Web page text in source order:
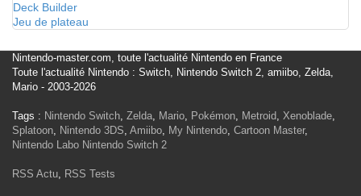
Deck Builder
Jeu de plateau
Nintendo-master.com, toute l'actualité Nintendo en France
Toute l'actualité Nintendo : Switch, Nintendo Switch 2, amiibo, Zelda,
Mario - 2003-2026
Tags : Nintendo Switch, Zelda, Mario, Pokémon, Metroid, Xenoblade,
Splatoon, Nintendo 3DS, Amiibo, My Nintendo, Cartoon Master,
Nintendo Labo Nintendo Switch 2
RSS Actu, RSS Tests